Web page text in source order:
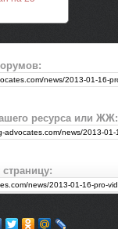
ресурса или ЖЖ: